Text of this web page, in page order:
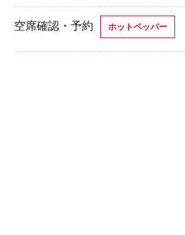
空席確認・予約 ホットペッパー